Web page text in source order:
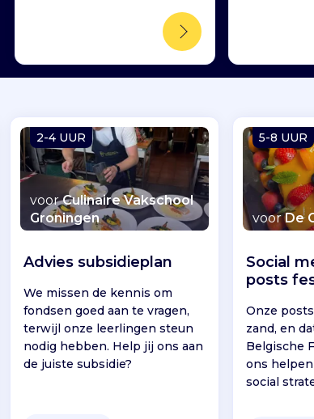
2-4 UUR
voorCulinaire Vakschool
Groningen
Advies subsidieplan
We missen de kennis om
fondsen goed aan te vragen,
terwijl onze leerlingen steun
nodig hebben. Help jij ons aan
de juiste subsidie?
5-8 UUR
voorDe
Social
posts
Onze
zand, en
Belgische
ons
social